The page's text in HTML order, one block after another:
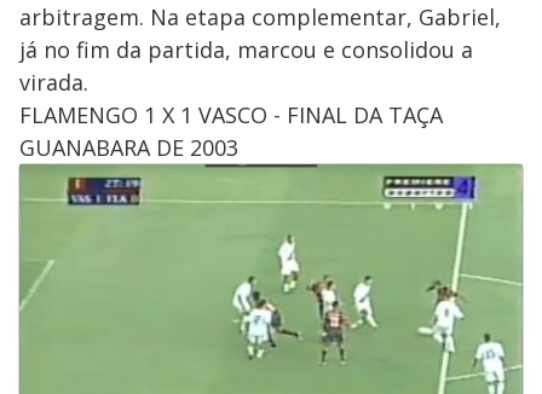
arbitragem. Na etapa complementar, Gabriel,
já no fim da partida, marcou e consolidou a
virada.
FLAMENGO 1 X 1 VASCO - FINAL DA TAÇA
GUANABARA DE 2003